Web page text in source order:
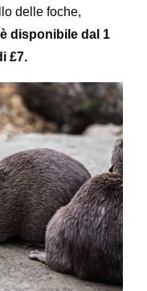
delle foche,
è disponibile dal 1
£7.